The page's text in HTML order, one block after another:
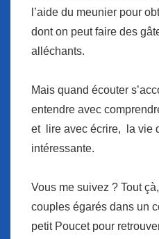
l’aide du meunier pour
dont on peut faire des
alléchants.
Mais quand écouter
entendre avec
et lire avec écrire, la vie
intéressante.
Vous me suivez ? Tout
couples égarés dans un
petit Poucet pour